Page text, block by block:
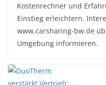
Kostenrechner und
Einstieg erleichtern.
www.carsharing-bw.de
Umgebung informieren.